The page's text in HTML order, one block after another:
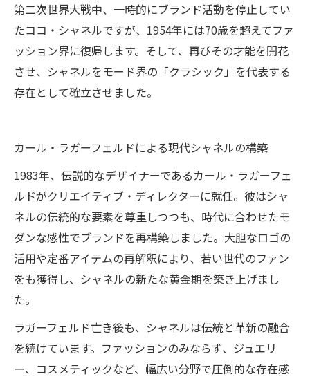
第二次世界大戦中、一時的にブランド活動を停止してい
たココ・シャネルですが、1954年には70歳を超えてファ
ッション界に復帰します。そして、再びその才能を開花
させ、シャネルをモード界の「クラシック」を代表する
存在として確立させました。
カール・ラガーフェルドによる現代シャネルの構築
1983年、伝説的なデザイナーであるカール・ラガーフェ
ルドがクリエイティブ・ディレクターに就任。彼はシャ
ネルの伝統的な要素を尊重しつつも、時代に合わせたモ
ダンな感性でブランドを再構築しました。大胆なロゴの
活用や定番アイテムの再解釈により、若い世代のファン
をも獲得し、シャネルの新たな黄金期を築き上げまし
た。
ラガーフェルド亡き後も、シャネルは伝統と革新の融合
を続けています。ファッションのみならず、ジュエリ
ー、コスメティックなど、幅広い分野で圧倒的な存在感